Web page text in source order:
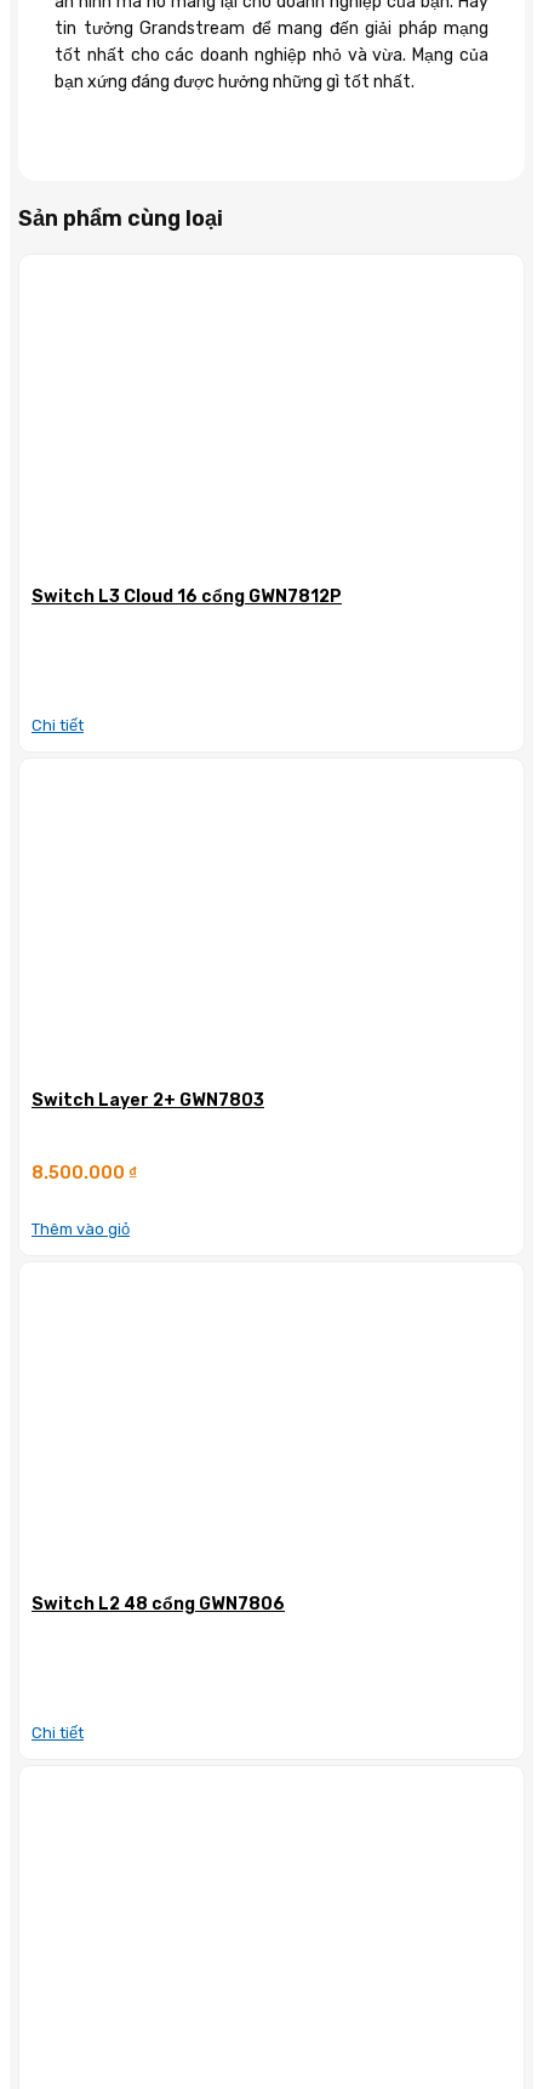
tin tưởng Grandstream để mang đến giải pháp mạng
tốt nhất cho các doanh nghiệp nhỏ và vừa. Mạng của
bạn xứng đáng được hưởng những gì tốt nhất.
Sản phẩm cùng loại
Switch L3 Cloud 16 cổng GWN7812P
Chi tiết
Switch Layer 2+ GWN7803
8.500.000 ₫
Thêm vào giỏ
Switch L2 48 cổng GWN7806
Chi tiết